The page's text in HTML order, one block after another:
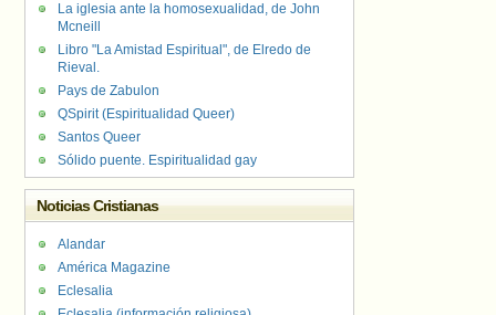
La iglesia ante la homosexualidad, de John
Mcneill
Libro "La Amistad Espiritual", de Elredo de
Rieval.
Pays de Zabulon
QSpirit (Espiritualidad Queer)
Santos Queer
Sólido puente. Espiritualidad gay
Noticias Cristianas
Alandar
América Magazine
Eclesalia